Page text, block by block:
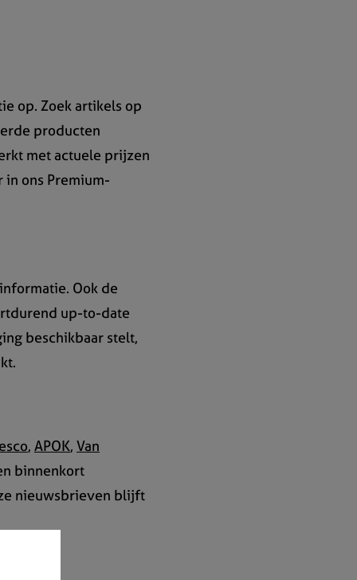
op. Zoek artikels op
producten
met actuele prijzen
ons Premium-
Ook de
up-to-date
beschikbaar stelt,
, APOK, Van
binnenkort
nieuwsbrieven blijft